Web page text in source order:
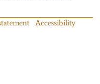
Accessibility